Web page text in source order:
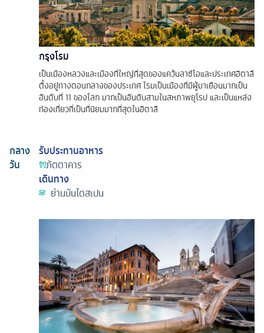
กรุงโรม
เป็นเมืองหลวงและเมืองที่ใหญ่ที่สุดของแคว้นลาซีโอและประเทศอิตาลี
ตั้งอยู่ทางตอนกลางของประเทศ โรมเป็นเมืองที่มีผู้มาเยือนมากเป็น
อันดับที่ 11 ของโลก มากเป็นอันดับสามในสหภาพยุโรป และเป็นแหล่ง
ท่องเที่ยวที่เป็นที่นิยมมากที่สุดในอิตาลี
กลาง
วัน
รับประทานอาหาร
ภัตตาคาร
เดินทาง
ย่านบันไดสเปน